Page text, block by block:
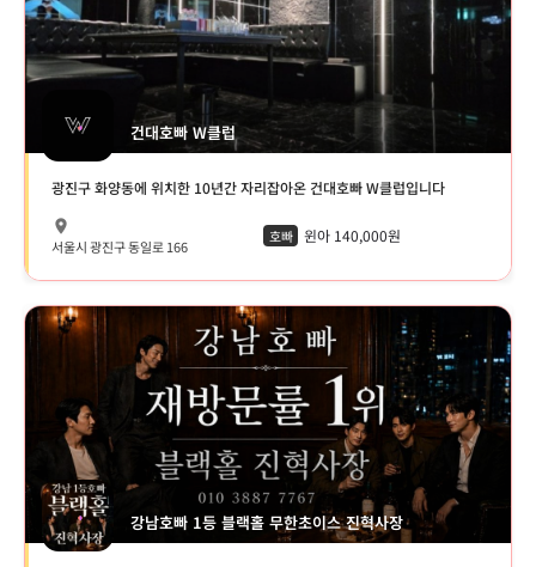
건대호빠 W클럽
광진구 화양동에 위치한 10년간 자리잡아온 건대호빠 W클럽입니다
서울시 광진구 동일로 166
호빠 윈아 140,000원
강남호빠 1등 블랙홀 무한초이스 진혁사장